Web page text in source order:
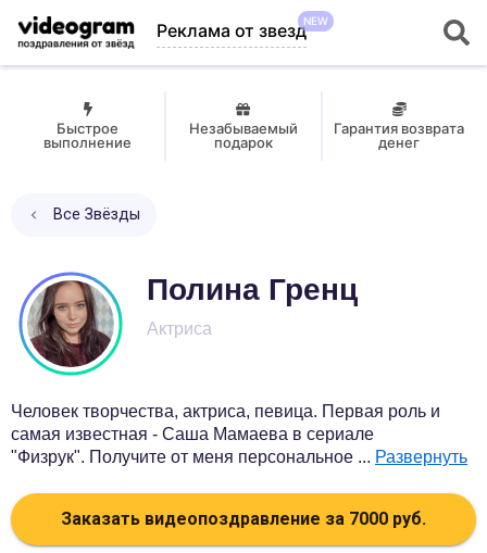
Реклама от звездNEW
Быстрое
выполнение
Незабываемый
подарок
Гарантия возврата
денег
Все Звёзды
Полина Гренц
Актриса
Человек творчества, актриса, певица. Первая роль и
самая известная - Саша Мамаева в сериале
"Физрук". Получите от меня персональное ... Развернуть
Заказать видеопоздравление за 7000 руб.